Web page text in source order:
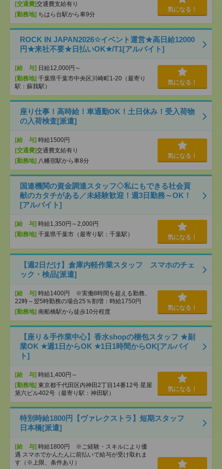
[交通費]交通費支給有り
[勤務地] ちはら台駅から車9分
気になる！
ROCK IN JAPAN2026☆イベント運営★高日給12000
円★来社不要★日払いOK★/T1[アルバイト]
[給 与] 日給12,000円～
[勤務地] 千葉県千葉市中央区川崎町1-20（最寄り
駅：蘇我駅）
気になる！
座り仕事！高時給！車通勤OK！土日休み！受入荷物
の入荷検査[派遣]
[給 与] 時給1500円
[交通費]交通費支給有り
[勤務地] 八幡宿駅から車8分
気になる！
国連機関の資金調達スタッフ◇私にもできる社会貢
献のカタチがある／未経験歓迎！週3日勤務～OK！
[アルバイト]
[給 与] 時給1,350円～2,000円
[勤務地] 千葉県千葉市（最寄り駅：千葉駅） 気になる！
【週2日だけ】倉庫内軽作業スタッフ スマホのチェ
ック・検品[派遣]
[給 与] 時給1400円 ※実働8時間を超える勤務、
22時～翌5時勤務の場合25％割増：時給1750円
[勤務地] 南船橋駅から徒歩10分程度
気になる！
【座り＆手作業中心】香水shopの梱包スタッフ ★副
業OK ★週1日からOK ★1日1時間からOK[アルバイ
ト]
[給 与] 時給1,400円～
[勤務地] 東京都千代田区内神田2丁目14番12号 星屋
第六ビル402号（最寄り駅：神田駅）
気になる！
特別時給1800円【ヴァレクストラ】短期スタッフ
日本橋[派遣]
[給 与] 時給1800円 ※ご経験・スキルにより優
遇 スマホでかんたんに前払いで給与が受け取れま
す（※上限、条件あり）